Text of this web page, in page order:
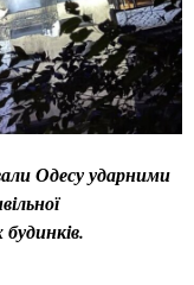
Одесу ударними